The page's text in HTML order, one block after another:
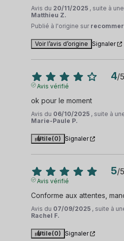
Avis du 20/11/2025 , suite à
Matthieu Z.
Publié à l'origine sur
Voir l’avis d’origine Signaler
4/5
Avis vérifié
ok pour le moment
Avis du 06/10/2025 , suite à
Marie-Paule P.
Utile(0) Signaler
5/5
Avis vérifié
Conforme aux attentes,
Avis du 07/09/2025 , suite à
Rachel F.
Utile(0) Signaler